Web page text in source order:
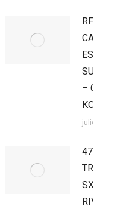
RFME
ESPAÑA
–
KOTARR
julio 27,
47º
TROFEO
SX
RIVILLA